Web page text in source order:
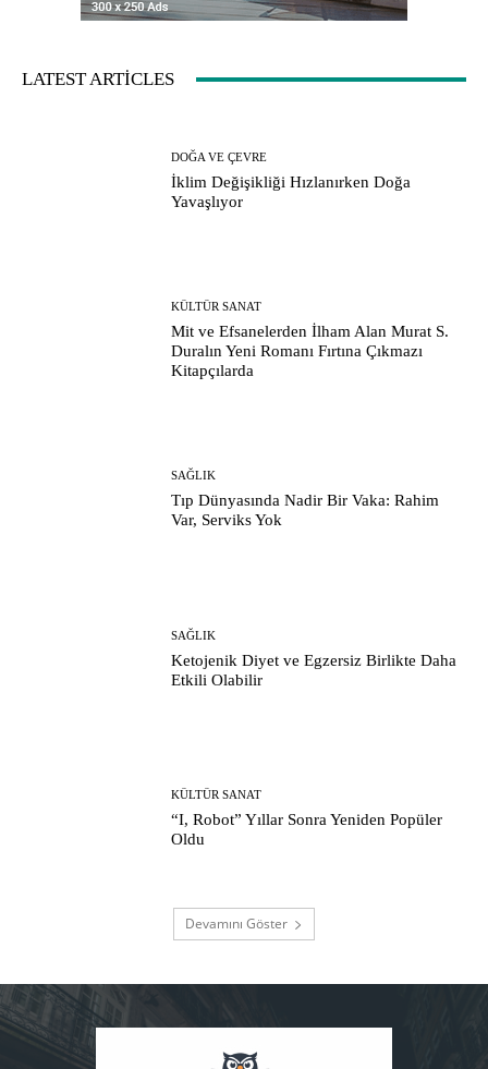
LATEST ARTICLES
DOĞA VE ÇEVRE
İklim Değişikliği Hızlanırken Doğa
Yavaşlıyor
KÜLTÜR SANAT
Mit ve Efsanelerden İlham Alan Murat S.
Duralın Yeni Romanı Fırtına Çıkmazı
Kitapçılarda
SAĞLIK
Tıp Dünyasında Nadir Bir Vaka: Rahim
Var, Serviks Yok
SAĞLIK
Ketojenik Diyet ve Egzersiz Birlikte Daha
Etkili Olabilir
KÜLTÜR SANAT
“I, Robot” Yıllar Sonra Yeniden Popüler
Oldu
Devamını Göster